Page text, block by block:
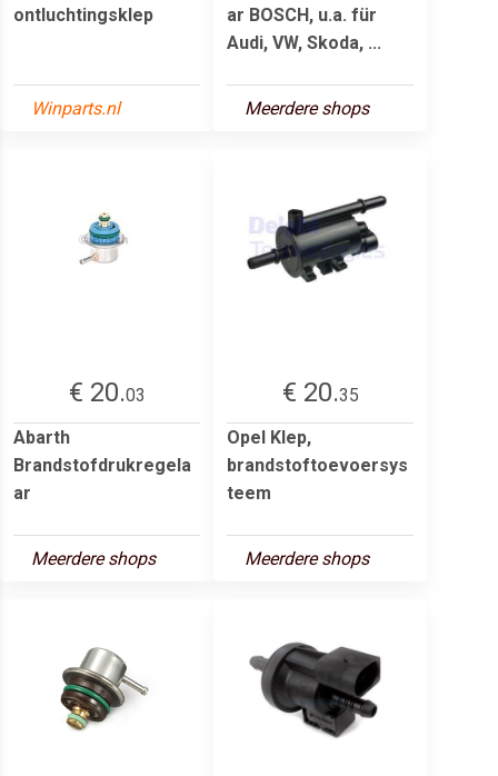
ontluchtingsklep
Winparts.nl
ar BOSCH, u.a. für
Audi, VW, Skoda, ...
Meerdere shops
€ 20.03
Abarth
Brandstofdrukregela
ar
Meerdere shops
€ 20.35
Opel Klep,
brandstoftoevoersys
teem
Meerdere shops